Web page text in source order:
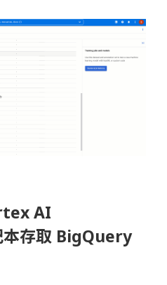
AI
存取 BigQuery